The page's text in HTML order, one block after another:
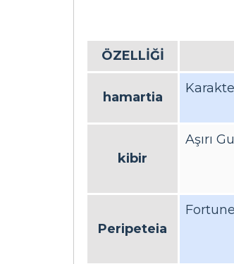
ÖZELLİĞİ
hamartia
kibir
Aşırı
Peripeteia